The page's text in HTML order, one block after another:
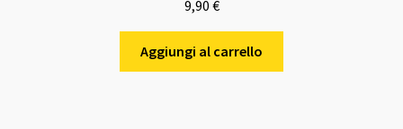
9,90 €
Aggiungi al carrello